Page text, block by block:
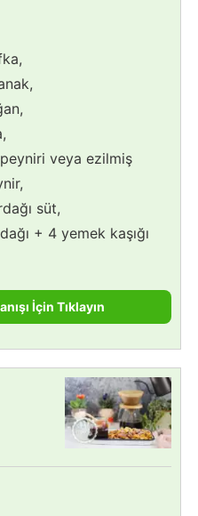
veya ezilmiş
süt,
+ 4 yemek kaşığı
İçin Tıklayın